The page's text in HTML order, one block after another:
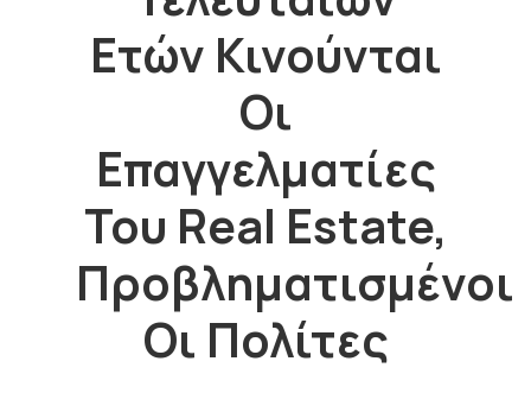
Ετών Κινούνται
Οι
Επαγγελματίες
Του Real Estate,
Προβληματισμένοι
Οι Πολίτες